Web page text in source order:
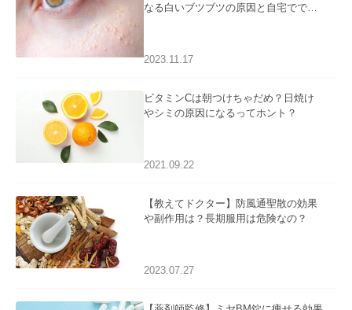
なる白いブツブツの原因と自宅ででき
2023.11.17
ビタミンCは朝つけちゃだめ？日焼け
やシミの原因になるってホント？
2021.09.22
【教えてドクター】防風通聖散の効果
や副作用は？長期服用は危険なの？
2023.07.27